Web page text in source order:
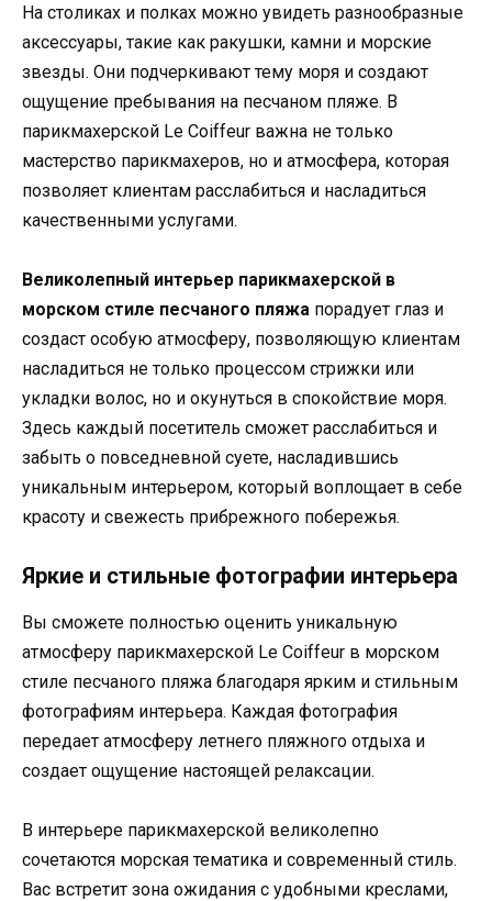
На столиках и полках можно увидеть разнообразные
аксессуары, такие как ракушки, камни и морские
звезды. Они подчеркивают тему моря и создают
ощущение пребывания на песчаном пляже. В
парикмахерской Le Coiffeur важна не только
мастерство парикмахеров, но и атмосфера, которая
позволяет клиентам расслабиться и насладиться
качественными услугами.
Великолепный интерьер парикмахерской в
морском стиле песчаного пляжа порадует глаз и
создаст особую атмосферу, позволяющую клиентам
насладиться не только процессом стрижки или
укладки волос, но и окунуться в спокойствие моря.
Здесь каждый посетитель сможет расслабиться и
забыть о повседневной суете, насладившись
уникальным интерьером, который воплощает в себе
красоту и свежесть прибрежного побережья.
Яркие и стильные фотографии интерьера
Вы сможете полностью оценить уникальную
атмосферу парикмахерской Le Coiffeur в морском
стиле песчаного пляжа благодаря ярким и стильным
фотографиям интерьера. Каждая фотография
передает атмосферу летнего пляжного отдыха и
создает ощущение настоящей релаксации.
В интерьере парикмахерской великолепно
сочетаются морская тематика и современный стиль.
Вас встретит зона ожидания с удобными креслами,